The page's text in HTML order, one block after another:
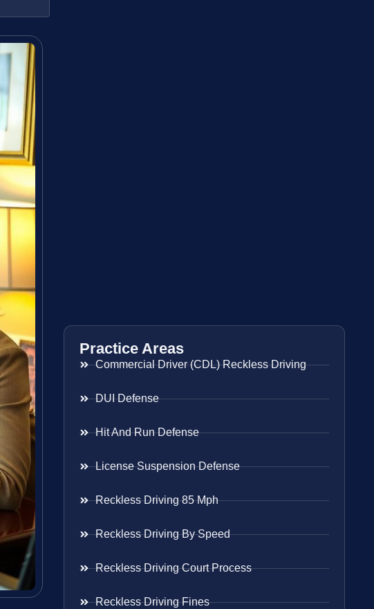
Practice Areas
Commercial Driver (CDL) Reckless Driving
DUI Defense
Hit And Run Defense
License Suspension Defense
Reckless Driving 85 Mph
Reckless Driving By Speed
Reckless Driving Court Process
Reckless Driving Fines